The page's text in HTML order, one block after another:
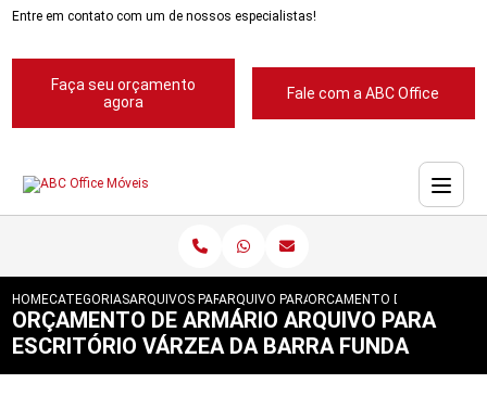
Entre em contato com um de nossos especialistas!
Faça seu orçamento
agora
Fale com a ABC Office
HOMECATEGORIASARQUIVOS PARA ESCRITORIOS
ARQUIVO PARA ESCRITORIOORCAMENTO DE ARMARIO
ORÇAMENTO DE ARMÁRIO ARQUIVO PARA
ESCRITÓRIO VÁRZEA DA BARRA FUNDA